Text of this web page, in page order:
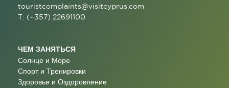
touristcomplaints@visitcyprus.com
T: (+357) 22691100
ЧЕМ ЗАНЯТЬСЯ
Солнце и Море
Спорт и Тренировки
Здоровье и Оздоровление